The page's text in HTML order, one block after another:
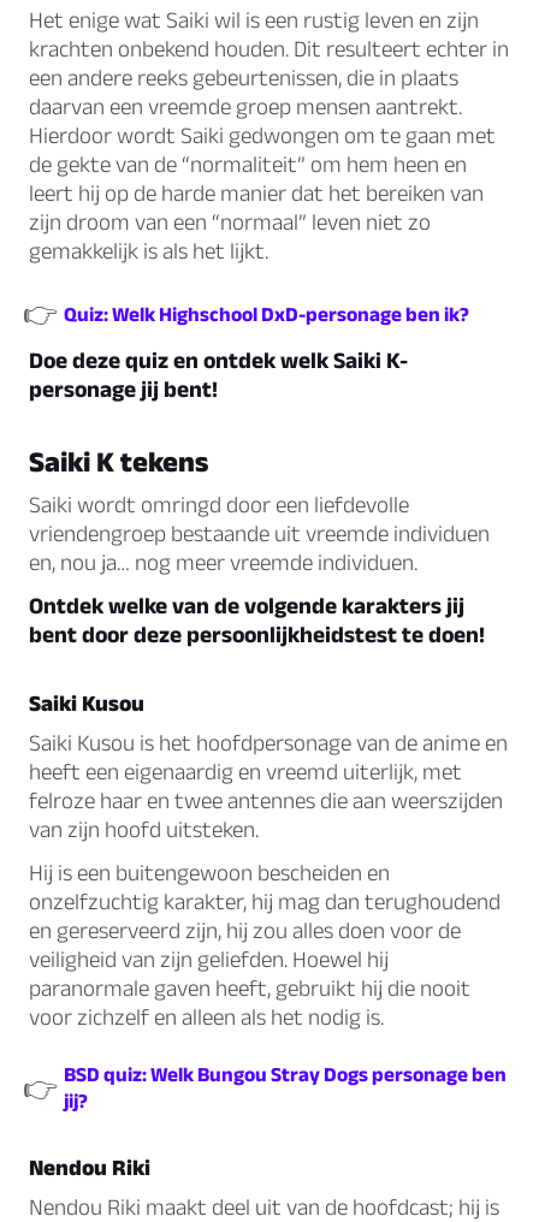
Het enige wat Saiki wil is een rustig leven en zijn
krachten onbekend houden. Dit resulteert echter in
een andere reeks gebeurtenissen, die in plaats
daarvan een vreemde groep mensen aantrekt.
Hierdoor wordt Saiki gedwongen om te gaan met
de gekte van de “normaliteit” om hem heen en
leert hij op de harde manier dat het bereiken van
zijn droom van een “normaal” leven niet zo
gemakkelijk is als het lijkt.
👉 Quiz: Welk Highschool DxD-personage ben ik?
Doe deze quiz en ontdek welk Saiki K-
personage jij bent!
Saiki K tekens
Saiki wordt omringd door een liefdevolle
vriendengroep bestaande uit vreemde individuen
en, nou ja… nog meer vreemde individuen.
Ontdek welke van de volgende karakters jij
bent door deze persoonlijkheidstest te doen!
Saiki Kusou
Saiki Kusou is het hoofdpersonage van de anime en
heeft een eigenaardig en vreemd uiterlijk, met
felroze haar en twee antennes die aan weerszijden
van zijn hoofd uitsteken.
Hij is een buitengewoon bescheiden en
onzelfzuchtig karakter, hij mag dan terughoudend
en gereserveerd zijn, hij zou alles doen voor de
veiligheid van zijn geliefden. Hoewel hij
paranormale gaven heeft, gebruikt hij die nooit
voor zichzelf en alleen als het nodig is.
👉 BSD quiz: Welk Bungou Stray Dogs personage ben
jij?
Nendou Riki
Nendou Riki maakt deel uit van de hoofdcast; hij is